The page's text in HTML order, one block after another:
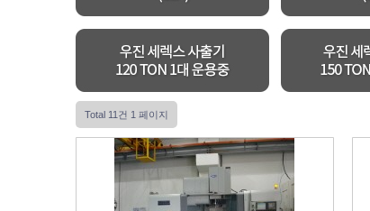
Total 11건 1 페이지